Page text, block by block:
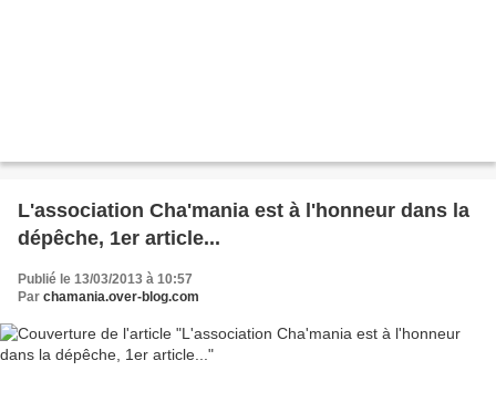
L'association Cha'mania est à l'honneur dans la
dépêche, 1er article...
Publié le 13/03/2013 à 10:57
Par chamania.over-blog.com